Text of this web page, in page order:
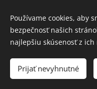
Vytvorené
Používame cookies, aby
bezpečnosť našich
najlepšiu skúsenosť z ich
Prijať nevyhnutné